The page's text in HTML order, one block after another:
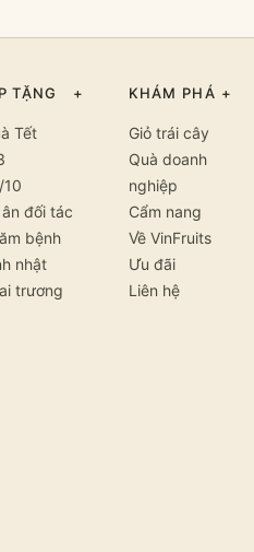
TẶNG +
Tết
10
ân đối tác
bệnh
nhật
trương
KHÁM PHÁ +
Giỏ trái cây
Quà doanh
nghiệp
Cẩm nang
Về VinFruits
Ưu đãi
Liên hệ